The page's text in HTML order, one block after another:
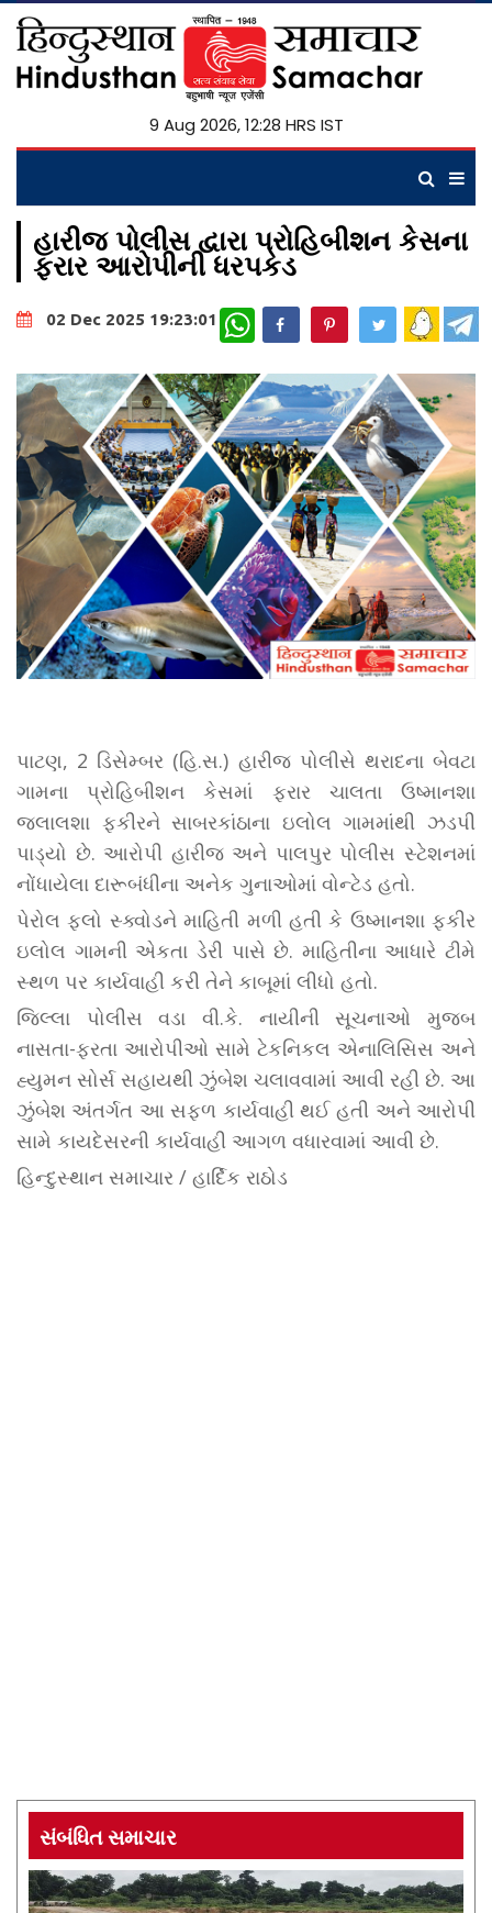
9 Aug 2026, 12:28 HRS IST
હારીજ પોલીસ દ્વારા પ્રોહિબીશન કેસના
ફરાર આરોપીની ધરપકડ
02 Dec 2025 19:23:01 WhatsApp
પાટણ, 2 ડિસેમ્બર (હિ.સ.) હારીજ પોલીસે થરાદના બેવટા
ગામના પ્રોહિબીશન કેસમાં ફરાર ચાલતા ઉષ્માનશા
જલાલશા ફકીરને સાબરકાંઠાના ઇલોલ ગામમાંથી ઝડપી
પાડ્યો છે. આરોપી હારીજ અને પાલપુર પોલીસ સ્ટેશનમાં
નોંધાયેલા દારૂબંધીના અનેક ગુનાઓમાં વોન્ટેડ હતો.
પેરોલ ફ્લો સ્ક્વોડને માહિતી મળી હતી કે ઉષ્માનશા ફકીર
ઇલોલ ગામની એકતા ડેરી પાસે છે. માહિતીના આધારે ટીમે
સ્થળ પર કાર્યવાહી કરી તેને કાબૂમાં લીધો હતો.
જિલ્લા પોલીસ વડા વી.કે. નાયીની સૂચનાઓ મુજબ
નાસતા-ફરતા આરોપીઓ સામે ટેકનિકલ એનાલિસિસ અને
હ્યુમન સોર્સ સહાયથી ઝુંબેશ ચલાવવામાં આવી રહી છે. આ
ઝુંબેશ અંતર્ગત આ સફળ કાર્યવાહી થઈ હતી અને આરોપી
સામે કાયદેસરની કાર્યવાહી આગળ વધારવામાં આવી છે.
હિન્દુસ્થાન સમાચાર / હાર્દિક રાઠોડ
સંબંધિત સમાચાર